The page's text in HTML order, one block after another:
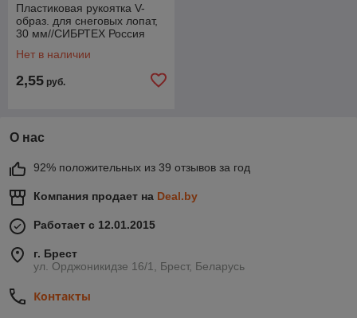
Пластиковая рукоятка V-
образ. для снеговых лопат,
30 мм//СИБРТЕХ Россия
Нет в наличии
2,55 руб.
О нас
92% положительных из 39 отзывов за год
Компания продает на Deal.by
Работает с 12.01.2015
г. Брест
ул. Орджоникидзе 16/1, Брест, Беларусь
Контакты